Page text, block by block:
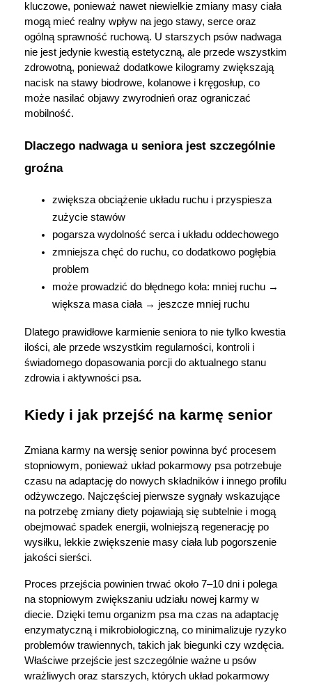
kluczowe, ponieważ nawet niewielkie zmiany masy ciała
mogą mieć realny wpływ na jego stawy, serce oraz
ogólną sprawność ruchową. U starszych psów nadwaga
nie jest jedynie kwestią estetyczną, ale przede wszystkim
zdrowotną, ponieważ dodatkowe kilogramy zwiększają
nacisk na stawy biodrowe, kolanowe i kręgosłup, co
może nasilać objawy zwyrodnień oraz ograniczać
mobilność.
Dlaczego nadwaga u seniora jest szczególnie
groźna
zwiększa obciążenie układu ruchu i przyspiesza
zużycie stawów
pogarsza wydolność serca i układu oddechowego
zmniejsza chęć do ruchu, co dodatkowo pogłębia
problem
może prowadzić do błędnego koła: mniej ruchu →
większa masa ciała → jeszcze mniej ruchu
Dlatego prawidłowe karmienie seniora to nie tylko kwestia
ilości, ale przede wszystkim regularności, kontroli i
świadomego dopasowania porcji do aktualnego stanu
zdrowia i aktywności psa.
Kiedy i jak przejść na karmę senior
Zmiana karmy na wersję senior powinna być procesem
stopniowym, ponieważ układ pokarmowy psa potrzebuje
czasu na adaptację do nowych składników i innego profilu
odżywczego. Najczęściej pierwsze sygnały wskazujące
na potrzebę zmiany diety pojawiają się subtelnie i mogą
obejmować spadek energii, wolniejszą regenerację po
wysiłku, lekkie zwiększenie masy ciała lub pogorszenie
jakości sierści.
Proces przejścia powinien trwać około 7–10 dni i polega
na stopniowym zwiększaniu udziału nowej karmy w
diecie. Dzięki temu organizm psa ma czas na adaptację
enzymatyczną i mikrobiologiczną, co minimalizuje ryzyko
problemów trawiennych, takich jak biegunki czy wzdęcia.
Właściwe przejście jest szczególnie ważne u psów
wrażliwych oraz starszych, których układ pokarmowy